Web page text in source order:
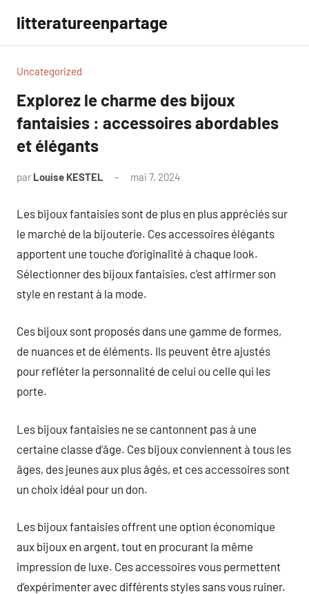
contenu
litteratureenpartage
Uncategorized
Explorez le charme des bijoux
fantaisies : accessoires abordables
et élégants
par Louise KESTEL mai 7, 2024
Les bijoux fantaisies sont de plus en plus appréciés sur
le marché de la bijouterie. Ces accessoires élégants
apportent une touche d’originalité à chaque look.
Sélectionner des bijoux fantaisies, c’est affirmer son
style en restant à la mode.
Ces bijoux sont proposés dans une gamme de formes,
de nuances et de éléments. Ils peuvent être ajustés
pour refléter la personnalité de celui ou celle qui les
porte.
Les bijoux fantaisies ne se cantonnent pas à une
certaine classe d’âge. Ces bijoux conviennent à tous les
âges, des jeunes aux plus âgés, et ces accessoires sont
un choix idéal pour un don.
Les bijoux fantaisies offrent une option économique
aux bijoux en argent, tout en procurant la même
impression de luxe. Ces accessoires vous permettent
d’expérimenter avec différents styles sans vous ruiner.